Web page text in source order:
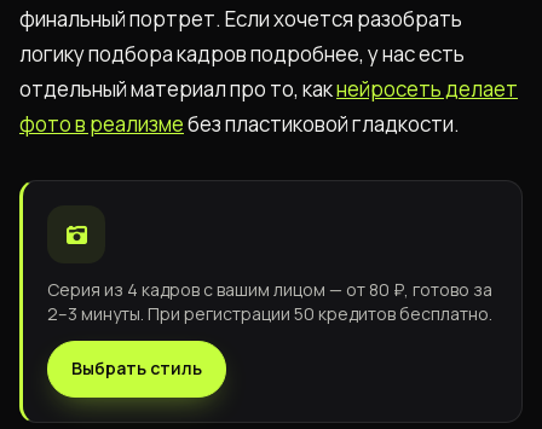
финальный портрет. Если хочется разобрать
логику подбора кадров подробнее, у нас есть
отдельный материал про то, какнейросеть делает
фото в реализмебез пластиковой гладкости.
Серия из 4 кадров с вашим лицом — от 80 ₽, готово за
2–3 минуты. При регистрации 50 кредитов бесплатно.
Выбрать стиль